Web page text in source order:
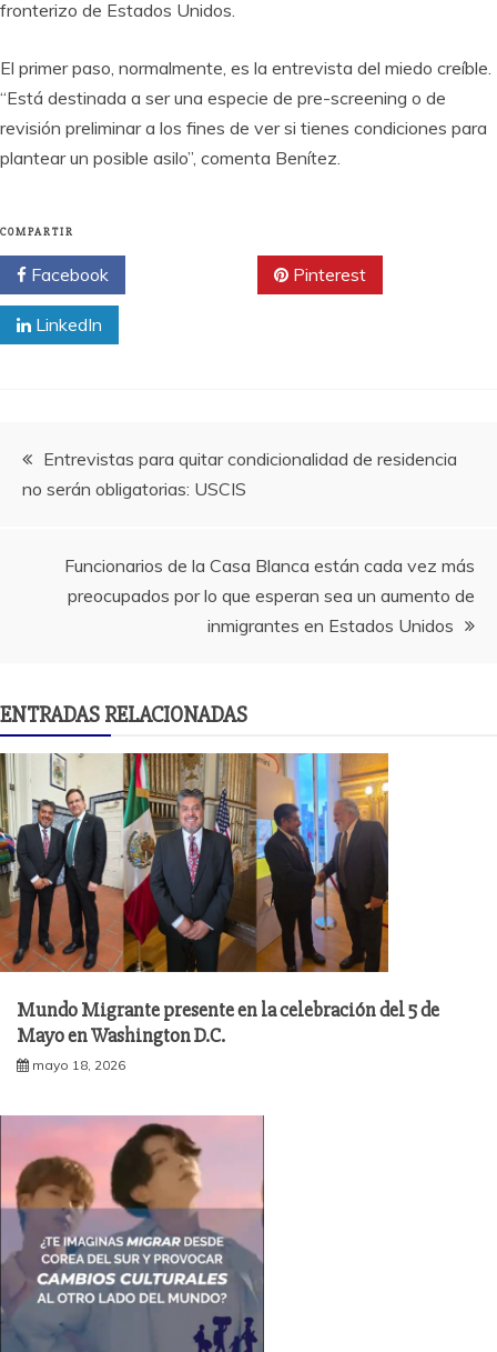
fronterizo de Estados Unidos.
El primer paso, normalmente, es la entrevista del miedo creíble.
“Está destinada a ser una especie de pre-screening o de
revisión preliminar a los fines de ver si tienes condiciones para
plantear un posible asilo”, comenta Benítez.
COMPARTIR
Facebook Pinterest
LinkedIn
Navegación
de
entradas
Entrevistas para quitar condicionalidad de residencia
no serán obligatorias: USCIS
Funcionarios de la Casa Blanca están cada vez más
preocupados por lo que esperan sea un aumento de
inmigrantes en Estados Unidos
ENTRADAS RELACIONADAS
Mundo Migrante presente en la celebración del 5 de
Mayo en Washington D.C.
mayo 18, 2026